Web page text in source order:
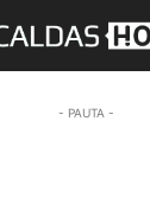
- PAUTA -